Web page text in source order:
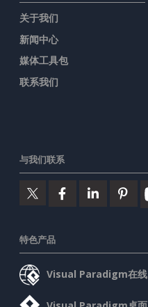
关于我们
新闻中心
媒体工具包
联系我们
与我们联系
特色产品
Visual Paradigm在线